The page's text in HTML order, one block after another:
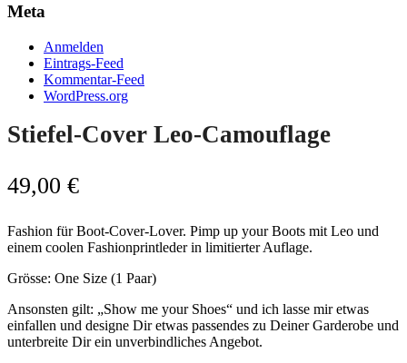
Meta
Anmelden
Eintrags-Feed
Kommentar-Feed
WordPress.org
Stiefel-Cover Leo-Camouflage
49,00 €
Fashion für Boot-Cover-Lover. Pimp up your Boots mit Leo und
einem coolen Fashionprintleder in limitierter Auflage.
Grösse: One Size (1 Paar)
Ansonsten gilt: „Show me your Shoes“ und ich lasse mir etwas
einfallen und designe Dir etwas passendes zu Deiner Garderobe und
unterbreite Dir ein unverbindliches Angebot.